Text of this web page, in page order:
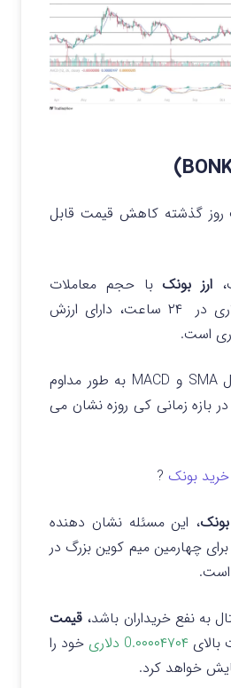
گذشته کاهش قیمت قابل
ارز بونکبا حجم معاملات
۳۸۶.۴۰۸ میلیون دلاری در ۲۴ ساعت، دارای ارزش
اندیکاتورهای تکنیکال SMA و MACD به طور مداوم
در بازه زمانی کی روزه نشان می
خرید بونک ?
، این مسئله نشان دهنده
چهارمین میم کوین بزرگ در
است.
به نفع خریداران باشد، قیمت
خود را
خواهد کرد.